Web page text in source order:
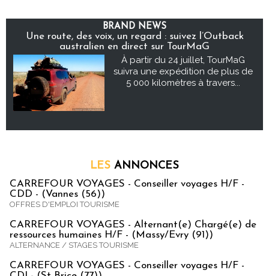
BRAND NEWS
Une route, des voix, un regard : suivez l’Outback
australien en direct sur TourMaG
À partir du 24 juillet, TourMaG
suivra une expédition de plus de
5 000 kilomètres à travers...
LES ANNONCES
CARREFOUR VOYAGES - Conseiller voyages H/F -
CDD - (Vannes (56))
OFFRES D'EMPLOI TOURISME
CARREFOUR VOYAGES - Alternant(e) Chargé(e) de
ressources humaines H/F - (Massy/Evry (91))
ALTERNANCE / STAGES TOURISME
CARREFOUR VOYAGES - Conseiller voyages H/F -